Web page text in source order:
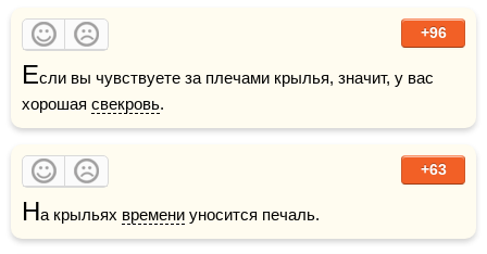
+96
Если вы чувствуете за плечами крылья, значит, у вас
хорошая свекровь.
+63
На крыльях времени уносится печаль.